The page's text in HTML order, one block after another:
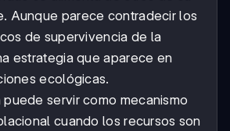
Aunque parece contradecir los
de supervivencia de la
estrategia que aparece en
ecológicas.
servir como mecanismo
cuando los recursos son